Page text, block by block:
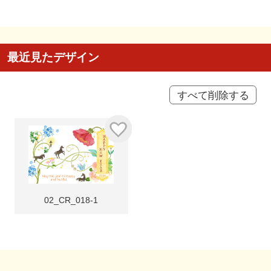
最近見たデザイン
すべて削除する
02_CR_018-1